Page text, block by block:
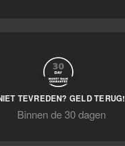
TEVREDEN? GELD TERUG!
Binnen de 30 dagen